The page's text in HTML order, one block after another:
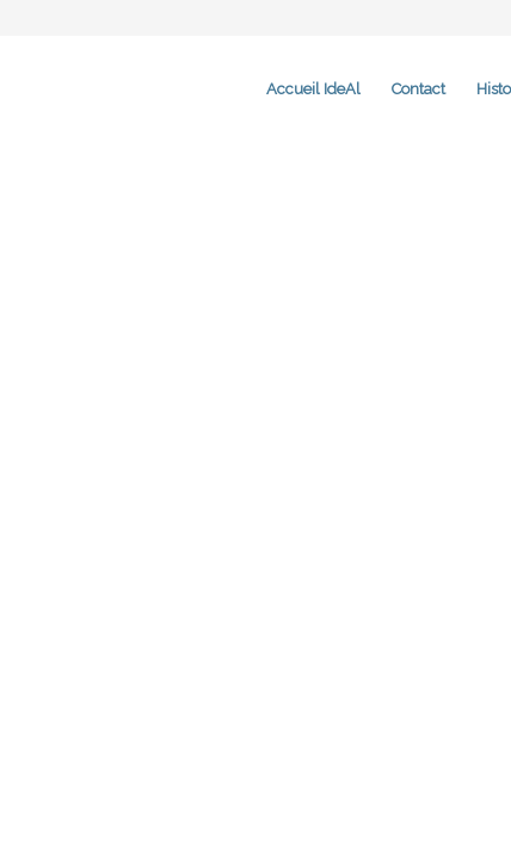
Accueil IdeAl Contact